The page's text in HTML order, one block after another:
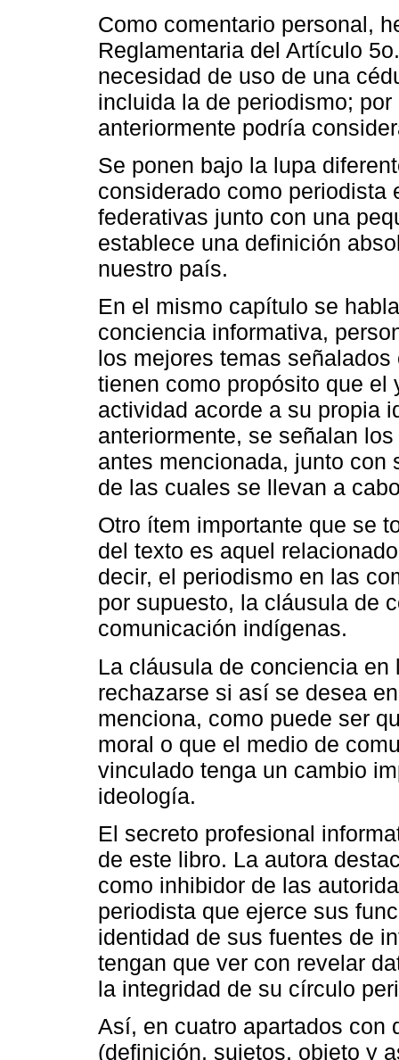
Como comentario personal,
Reglamentaria del Artículo
necesidad de uso de una
incluida la de periodismo;
anteriormente podría
Se ponen bajo la lupa
considerado como periodista
federativas junto con una
establece una definición
nuestro país.
En el mismo capítulo se
conciencia informativa,
los mejores temas
tienen como propósito que el
actividad acorde a su propia
anteriormente, se señalan
antes mencionada, junto con
de las cuales se llevan a
Otro ítem importante que se
del texto es aquel
decir, el periodismo en las
por supuesto, la cláusula de
comunicación indígenas.
La cláusula de conciencia
rechazarse si así se desea
menciona, como puede ser
moral o que el medio de
vinculado tenga un cambio
ideología.
El secreto profesional
de este libro. La autora
como inhibidor de las
periodista que ejerce sus
identidad de sus fuentes de
tengan que ver con revelar
la integridad de su círculo
Así, en cuatro apartados con
(definición, sujetos, objeto y